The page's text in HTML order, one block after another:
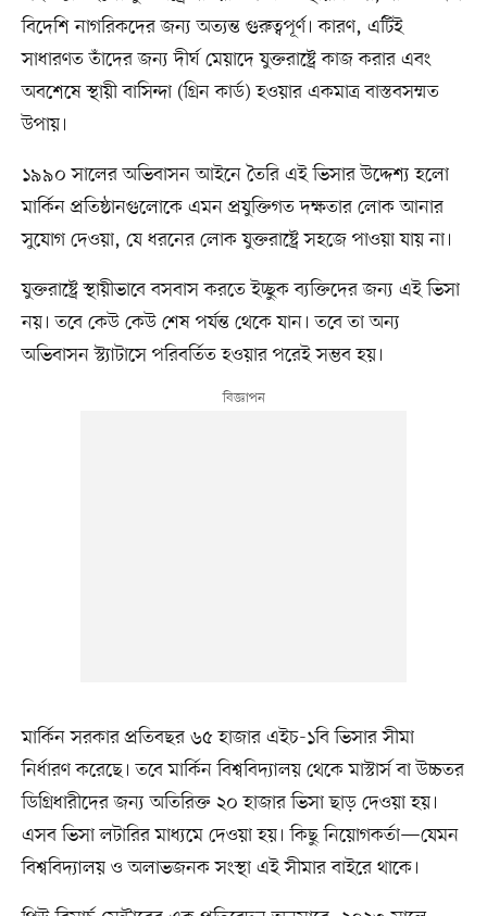
বিদেশি নাগরিকদের জন্য অত্যন্ত গুরুত্বপূর্ণ। কারণ, এটিই
সাধারণত তাঁদের জন্য দীর্ঘ মেয়াদে যুক্তরাষ্ট্রে কাজ করার এবং
অবশেষে স্থায়ী বাসিন্দা (গ্রিন কার্ড) হওয়ার একমাত্র বাস্তবসম্মত
উপায়।
১৯৯০ সালের অভিবাসন আইনে তৈরি এই ভিসার উদ্দেশ্য হলো
মার্কিন প্রতিষ্ঠানগুলোকে এমন প্রযুক্তিগত দক্ষতার লোক আনার
সুযোগ দেওয়া, যে ধরনের লোক যুক্তরাষ্ট্রে সহজে পাওয়া যায় না।
যুক্তরাষ্ট্রে স্থায়ীভাবে বসবাস করতে ইচ্ছুক ব্যক্তিদের জন্য এই ভিসা
নয়। তবে কেউ কেউ শেষ পর্যন্ত থেকে যান। তবে তা অন্য
অভিবাসন স্ট্যাটাসে পরিবর্তিত হওয়ার পরেই সম্ভব হয়।
মার্কিন সরকার প্রতিবছর ৬৫ হাজার এইচ-১বি ভিসার সীমা
নির্ধারণ করেছে। তবে মার্কিন বিশ্ববিদ্যালয় থেকে মাস্টার্স বা উচ্চতর
ডিগ্রিধারীদের জন্য অতিরিক্ত ২০ হাজার ভিসা ছাড় দেওয়া হয়।
এসব ভিসা লটারির মাধ্যমে দেওয়া হয়। কিছু নিয়োগকর্তা—যেমন
বিশ্ববিদ্যালয় ও অলাভজনক সংস্থা এই সীমার বাইরে থাকে।